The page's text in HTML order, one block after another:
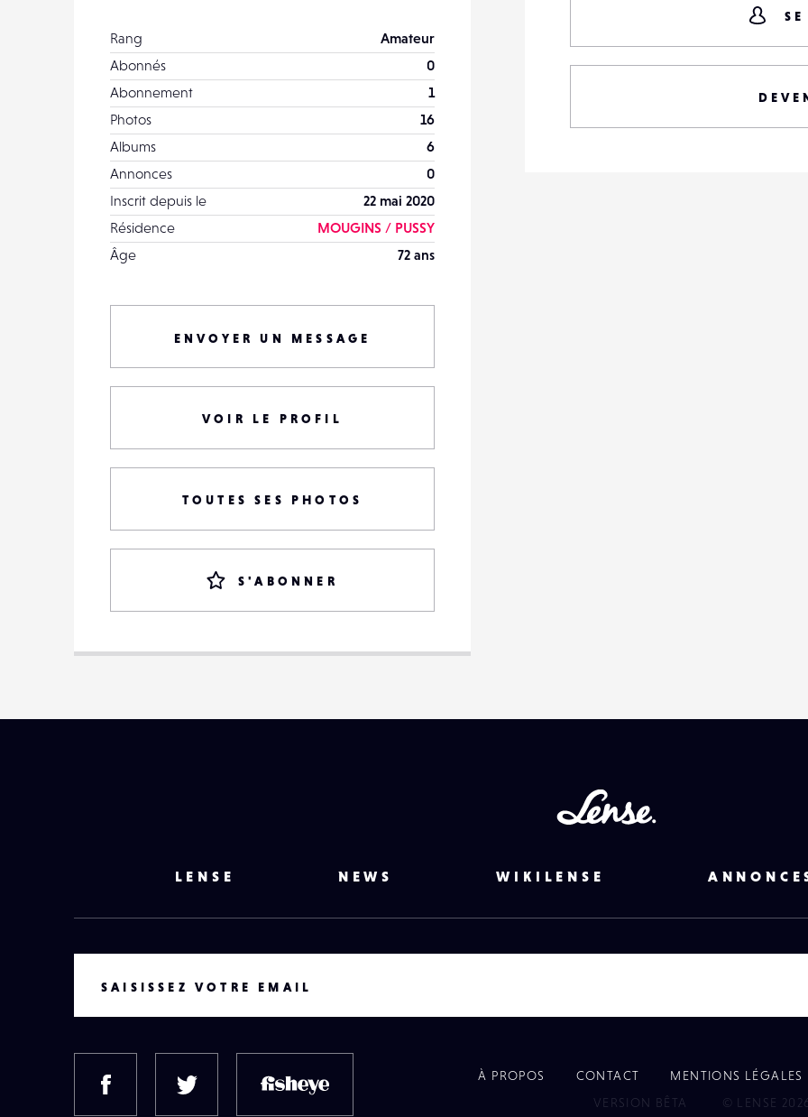
Rang
Amateur
Abonnés
0
Abonnement
1
Photos
16
Albums
6
Annonces
0
Inscrit depuis le
22 mai 2020
Résidence
MOUGINS / PUSSY
Âge
72 ans
ENVOYER UN MESSAGE
VOIR LE PROFIL
TOUTES SES PHOTOS
S'ABONNER
LENSE NEWS WIKILENSE
SAISISSEZ VOTRE EMAIL
FACEBOOK TWITTER
À PROPOS CONTACT
MENTIONS LÉGALES
VERSION BÊTA
© LENSE